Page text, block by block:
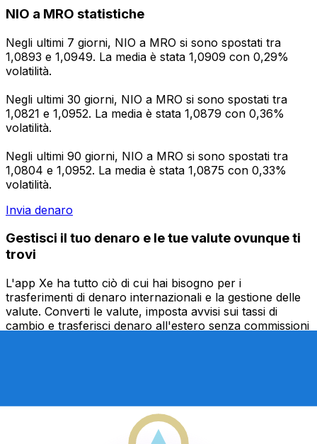
NIO a MRO statistiche
Negli ultimi 7 giorni, NIO a MRO si sono spostati tra
1,0893 e 1,0949. La media è stata 1,0909 con 0,29%
volatilità.
Negli ultimi 30 giorni, NIO a MRO si sono spostati tra
1,0821 e 1,0952. La media è stata 1,0879 con 0,36%
volatilità.
Negli ultimi 90 giorni, NIO a MRO si sono spostati tra
1,0804 e 1,0952. La media è stata 1,0875 con 0,33%
volatilità.
Invia denaro
Gestisci il tuo denaro e le tue valute ovunque ti
trovi
L'app Xe ha tutto ciò di cui hai bisogno per i
trasferimenti di denaro internazionali e la gestione delle
valute. Converti le valute, imposta avvisi sui tassi di
cambio e trasferisci denaro all'estero senza commissioni